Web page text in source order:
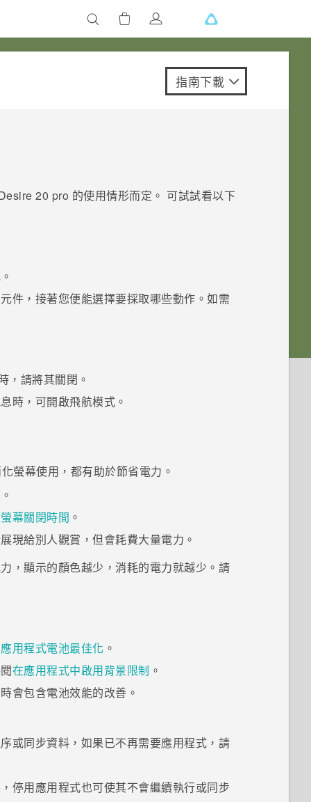
指南下載
20 pro 的使用情形而定。 可試試看以下
。
件，接著您便能選擇要採取哪些動作。如需
，請將其關閉。
時，可開啟飛航模式。
螢幕使用，都有助於節省電力。
。
幕關閉時間 。
現給別人觀賞，但會耗費大量電力。
，顯示的顏色越少，消耗的電力就越少。請
應用程式電池最佳化 。
在應用程式中啟用背景限制 。
會包含電池效能的改善。
或同步資料，如果已不再需要應用程式，請
停用應用程式也可使其不會繼續執行或同步